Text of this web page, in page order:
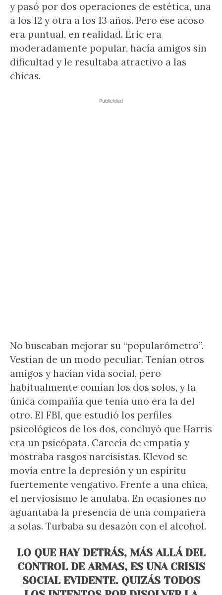
y pasó por dos operaciones de estética, una
a los 12 y otra a los 13 años. Pero ese acoso
era puntual, en realidad. Eric era
moderadamente popular, hacía amigos sin
dificultad y le resultaba atractivo a las
chicas.
Publicidad
No buscaban mejorar su “popularómetro”.
Vestían de un modo peculiar. Tenían otros
amigos y hacían vida social, pero
habitualmente comían los dos solos, y la
única compañía que tenía uno era la del
otro. El FBI, que estudió los perfiles
psicológicos de los dos, concluyó que Harris
era un psicópata. Carecía de empatía y
mostraba rasgos narcisistas. Klevod se
movía entre la depresión y un espíritu
fuertemente vengativo. Frente a una chica,
el nerviosismo le anulaba. En ocasiones no
aguantaba la presencia de una compañera
a solas. Turbaba su desazón con el alcohol.
LO QUE HAY DETRÁS, MÁS ALLÁ DEL
CONTROL DE ARMAS, ES UNA CRISIS
SOCIAL EVIDENTE. QUIZÁS TODOS